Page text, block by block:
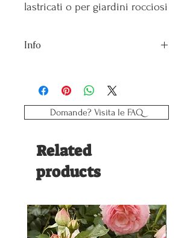
lastricati o per giardini rocciosi
Info
Esposizione: Mezz'ombra/Sole
Domande? Visita le FAQ
Related
products